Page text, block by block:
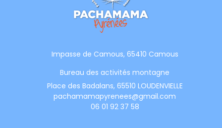
Impasse de Camous, 65410 Camous
pachamamapyrenees@gmail.com
06 01 92 37 58
Bureau des activités montagne
Place des Badalans, 65510 LOUDENVIELLE